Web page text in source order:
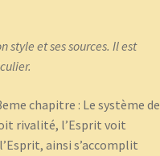
style et ses sources. Il est
chapitre : Le système de
rivalité, l’Esprit voit
ainsi s’accomplit